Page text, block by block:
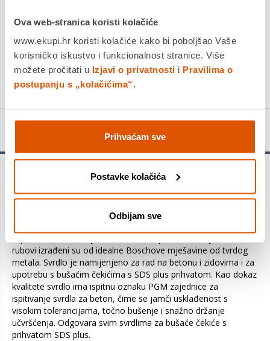
Ova web-stranica koristi kolačiće
www.ekupi.hr koristi kolačiće kako bi poboljšao Vaše
korisničko iskustvo i funkcionalnost stranice. Više
možete pročitati u Izjavi o privatnosti i Pravilima o
postupanju s „kolačićima“.
Prihvaćam sve
Postavke kolačića
Odbijam sve
DODAJTE U KOŠARICU
KUPITE ODMAH
Izdržljivost u betonu - SDS plus-3 svrdlo osigurava izdržljivost
pri bušenju betona. Za sprječavanje zagrijavanja 4-spiralni dura
dizajn osigurava učinkovito odvođenje prašine za povećanu
izdržljivost. Izrađeno je od visokolegiranog čelika koji je
rubovi izrađeni su od idealne Boschove mješavine od tvrdog
metala. Svrdlo je namijenjeno za rad na betonu i zidovima i za
upotrebu s bušaćim čekićima s SDS plus prihvatom. Kao dokaz
kvalitete svrdlo ima ispitnu oznaku PGM zajednice za
ispitivanje svrdla za beton, čime se jamči usklađenost s
visokim tolerancijama, točno bušenje i snažno držanje
učvršćenja. Odgovara svim svrdlima za bušaće čekiće s
prihvatom SDS plus.